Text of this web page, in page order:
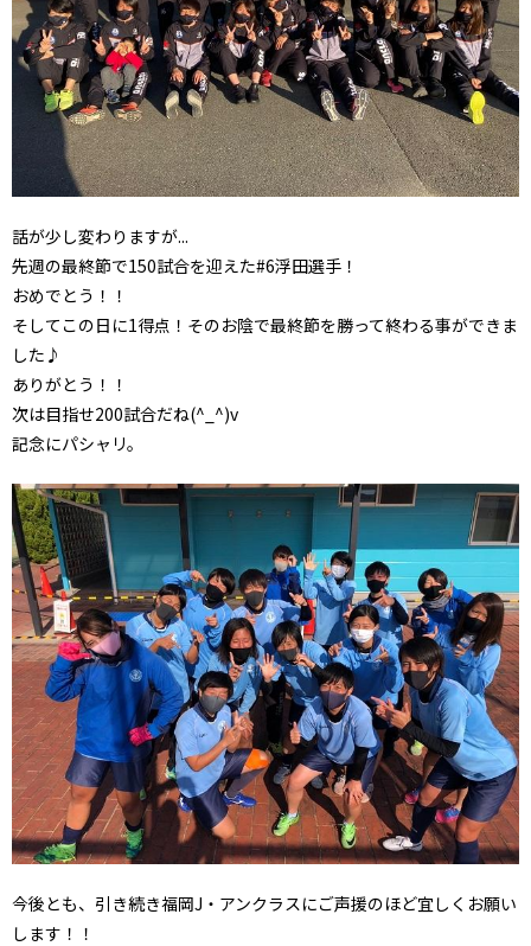
話が少し変わりますが...
先週の最終節で150試合を迎えた#6浮田選手！
おめでとう！！
そしてこの日に1得点！そのお陰で最終節を勝って終わる事ができま
した♪
ありがとう！！
次は目指せ200試合だね(^_^)v
記念にパシャリ。
今後とも、引き続き福岡J・アンクラスにご声援のほど宜しくお願い
します！！